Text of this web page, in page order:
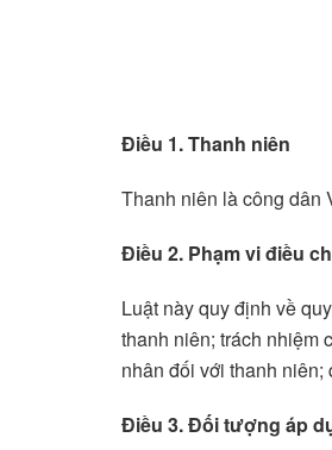
Điều 1. Thanh niên
Thanh niên là công dân
Điều 2. Phạm vi điều
Luật này quy định về
thanh niên; trách nhiệm
nhân đối với thanh
Điều 3. Đối tượng áp